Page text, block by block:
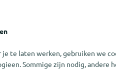
je te laten werken, gebruiken we
Sommige zijn nodig, andere